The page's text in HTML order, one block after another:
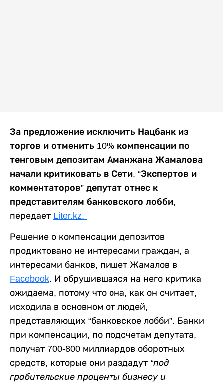
За предложение исключить Нацбанк из
торгов и отменить 10% компенсации по
тенговым депозитам Аманжана Жамалова
начали критиковать в Сети. “Экспертов и
комментаторов” депутат отнес к
представителям банковского лобби,
передает Liter.kz.
Решение о компенсации депозитов
продиктовано не интересами граждан, а
интересами банков, пишет Жамалов в
Facebook. И обрушившаяся на него критика
ожидаема, потому что она, как он считает,
исходила в основном от людей,
представляющих “банковское лобби”. Банки
при компенсации, по подсчетам депутата,
получат 700-800 миллиардов оборотных
средств, которые они раздадут “под
грабительские проценты бизнесу и